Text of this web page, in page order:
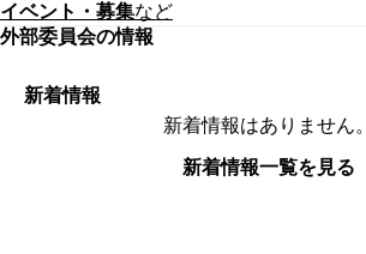
イベント・募集など
外部委員会の情報
新着情報
新着情報はありません。
新着情報一覧を見る